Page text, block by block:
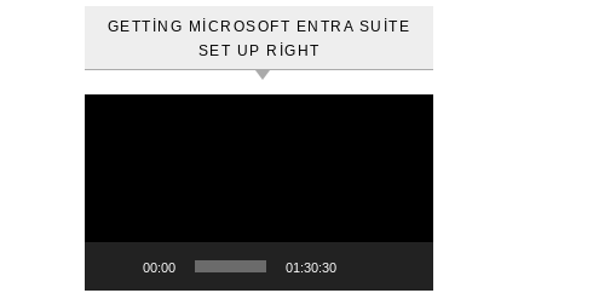
GETTING MICROSOFT ENTRA SUITE
SET UP RIGHT
00:00 01:30:30